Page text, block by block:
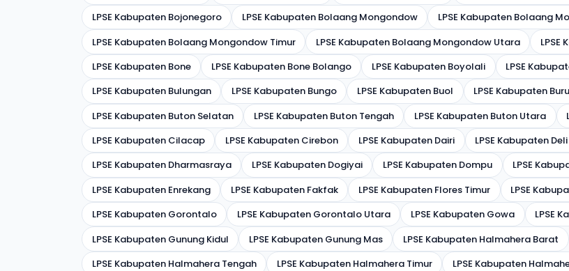
LPSE Kabupaten Bojonegoro
LPSE Kabupaten Bolaang Mongondow
LPSE Kabupaten Bolaang
LPSE Kabupaten Bolaang Mongondow Timur
LPSE Kabupaten Bolaang Mongondow Utara LPSE
LPSE Kabupaten Bone
LPSE Kabupaten Bone Bolango LPSE Kabupaten Boyolali LPSE
LPSE Kabupaten Bulungan
LPSE Kabupaten Bungo LPSE Kabupaten Buol LPSE Kabupaten Buru
LPSE Kabupaten Buton Selatan
LPSE Kabupaten Buton Tengah LPSE Kabupaten Buton Utara
LPSE Kabupaten Cilacap
LPSE Kabupaten Cirebon LPSE Kabupaten Dairi LPSE Kabupaten
LPSE Kabupaten Dharmasraya
LPSE Kabupaten Dogiyai LPSE Kabupaten Dompu LPSE
LPSE Kabupaten Enrekang
LPSE Kabupaten Fakfak LPSE Kabupaten Flores Timur LPSE
LPSE Kabupaten Gorontalo
LPSE Kabupaten Gorontalo Utara LPSE Kabupaten Gowa LPSE
LPSE Kabupaten Gunung Kidul
LPSE Kabupaten Gunung Mas LPSE Kabupaten Halmahera Barat
LPSE Kabupaten Halmahera Tengah
LPSE Kabupaten Halmahera Timur LPSE Kabupaten